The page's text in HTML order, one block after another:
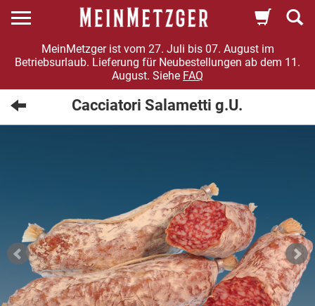
MeinMetzger ist vom 27. Juli bis 07. August im
Betriebsurlaub. Lieferung für Neubestellungen ab dem 11.
August. Siehe FAQ
Cacciatori Salametti g.U.